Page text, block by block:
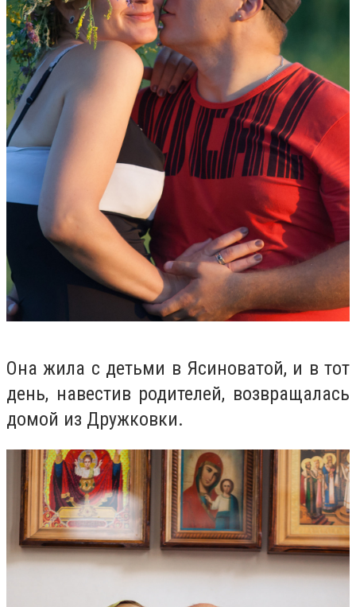
Она жила с детьми в Ясиноватой, и в тот
день, навестив родителей, возвращалась
домой из Дружковки.